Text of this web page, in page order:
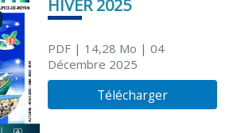
HIVER 2025
PDF| 14,28 Mo | 04
Décembre 2025
Télécharger